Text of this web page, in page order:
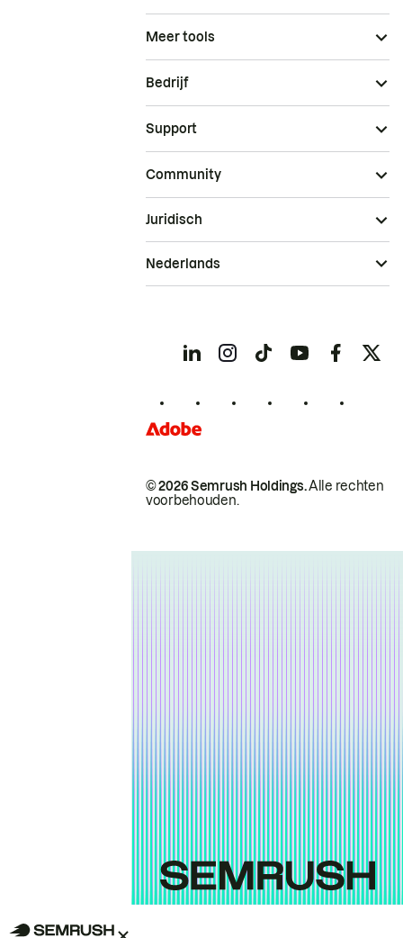
Meer tools
Bedrijf
Support
Community
© 2026 Semrush Holdings.Alle rechten
voorbehouden.
Juridisch
Nederlands